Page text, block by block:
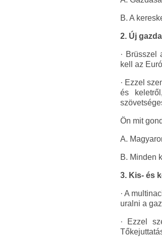
B. A
2. Új
· Brüsszel
kell az
· Ezzel
és
Ön mit
A.
B. Minden
3. Kis- és
· A
uralni a
· Ezzel